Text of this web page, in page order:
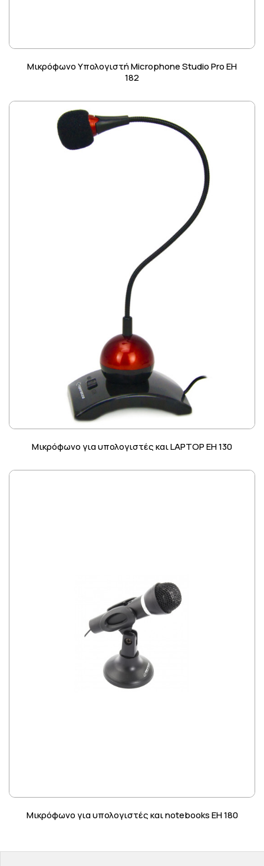
Μικρόφωνο Υπολογιστή Microphone Studio Pro EH
182
Μικρόφωνο για υπολογιστές και LAPTOP EH 130
Μικρόφωνο για υπολογιστές και notebooks EH 180